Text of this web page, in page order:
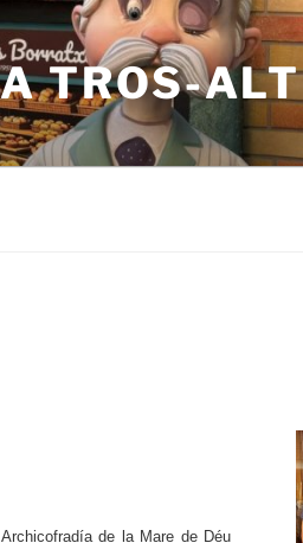
TROS-ALT
de la Mare de Déu